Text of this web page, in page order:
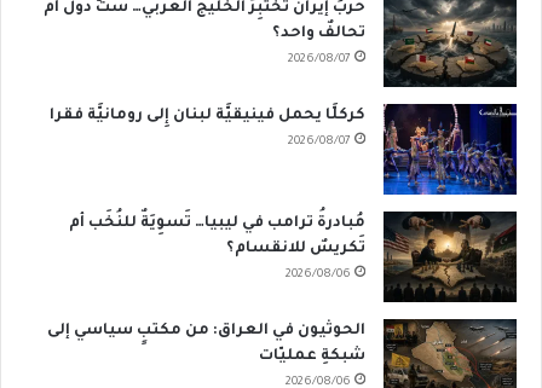
حربُ إيران تَختَبِرُ الخليج العربي… ستُّ دول أم
تحالفٌ واحد؟
2026/08/07
كركلَّا يحمل فينيقيَّة لبنان إِلى رومانيَّة فقرا
2026/08/07
مُبادرةُ ترامب في ليبيا… تَسوِيَةٌ للنُخَب أم
تَكريسٌ للانقسام؟
2026/08/06
الحوثيون في العراق: من مكتبٍ سياسي إلى
شبكةِ عمليّات
2026/08/06